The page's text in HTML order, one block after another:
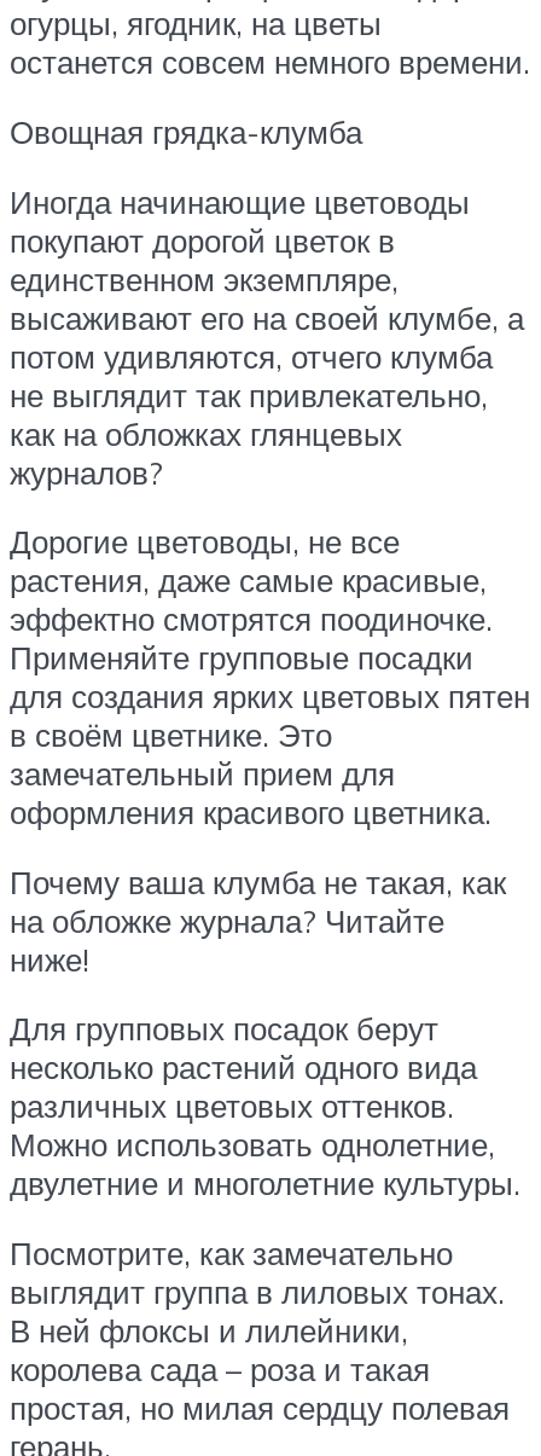
огурцы, ягодник, на цветы
останется совсем немного времени.
Овощная грядка-клумба
Иногда начинающие цветоводы
покупают дорогой цветок в
единственном экземпляре,
высаживают его на своей клумбе, а
потом удивляются, отчего клумба
не выглядит так привлекательно,
как на обложках глянцевых
журналов?
Дорогие цветоводы, не все
растения, даже самые красивые,
эффектно смотрятся поодиночке.
Применяйте групповые посадки
для создания ярких цветовых пятен
в своём цветнике. Это
замечательный прием для
оформления красивого цветника.
Почему ваша клумба не такая, как
на обложке журнала? Читайте
ниже!
Для групповых посадок берут
несколько растений одного вида
различных цветовых оттенков.
Можно использовать однолетние,
двулетние и многолетние культуры.
Посмотрите, как замечательно
выглядит группа в лиловых тонах.
В ней флоксы и лилейники,
королева сада – роза и такая
простая, но милая сердцу полевая
герань.